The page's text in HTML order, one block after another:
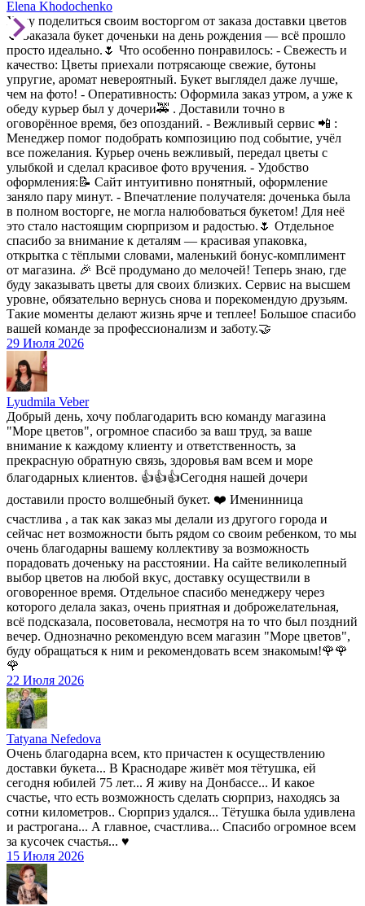
Elena Khodochenko
Хочу поделиться своим восторгом от заказа доставки цветов
🌷 Заказала букет доченьки на день рождения — всё прошло
просто идеально.🌷 Что особенно понравилось: - Свежесть и
качество: Цветы приехали потрясающе свежие, бутоны
упругие, аромат невероятный. Букет выглядел даже лучше,
чем на фото! - Оперативность: Оформила заказ утром, а уже к
обеду курьер был у дочери🚕 . Доставили точно в
оговорённое время, без опозданий. - Вежливый сервис 📲 :
Менеджер помог подобрать композицию под событие, учёл
все пожелания. Курьер очень вежливый, передал цветы с
улыбкой и сделал красивое фото вручения. - Удобство
оформления:📝 Сайт интуитивно понятный, оформление
заняло пару минут. - Впечатление получателя: доченька была
в полном восторге, не могла налюбоваться букетом! Для неё
это стало настоящим сюрпризом и радостью.🌷 Отдельное
спасибо за внимание к деталям — красивая упаковка,
открытка с тёплыми словами, маленький бонус-комплимент
от магазина. 🎉 Всё продумано до мелочей! Теперь знаю, где
буду заказывать цветы для своих близких. Сервис на высшем
уровне, обязательно вернусь снова и порекомендую друзьям.
Такие моменты делают жизнь ярче и теплее! Большое спасибо
вашей команде за профессионализм и заботу.🤝
29 Июля 2026
Lyudmila Veber
Добрый день, хочу поблагодарить всю команду магазина
"Море цветов", огромное спасибо за ваш труд, за ваше
внимание к каждому клиенту и ответственность, за
прекрасную обратную связь, здоровья вам всем и море
благодарных клиентов. 👍👍👍Сегодня нашей дочери
доставили просто волшебный букет. ❤️ Именинница
счастлива , а так как заказ мы делали из другого города и
сейчас нет возможности быть рядом со своим ребенком, то мы
очень благодарны вашему коллективу за возможность
порадовать доченьку на расстоянии. На сайте великолепный
выбор цветов на любой вкус, доставку осуществили в
оговоренное время. Отдельное спасибо менеджеру через
которого делала заказ, очень приятная и доброжелательная,
всё подсказала, посоветовала, несмотря на то что был поздний
вечер. Однозначно рекомендую всем магазин "Море цветов",
буду обращаться к ним и рекомендовать всем знакомым!🌹🌹
🌹
22 Июля 2026
Tatyana Nefedova
Очень благодарна всем, кто причастен к осуществлению
доставки букета... В Краснодаре живёт моя тётушка, ей
сегодня юбилей 75 лет... Я живу на Донбассе... И какое
счастье, что есть возможность сделать сюрприз, находясь за
сотни километров.. Сюрприз удался... Тётушка была удивлена
и растрогана... А главное, счастлива... Спасибо огромное всем
за кусочек счастья... ♥️
15 Июля 2026